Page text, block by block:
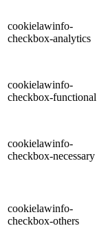
cookielawinfo-
checkbox-analytics
cookielawinfo-
checkbox-functional
cookielawinfo-
checkbox-necessary
cookielawinfo-
checkbox-others